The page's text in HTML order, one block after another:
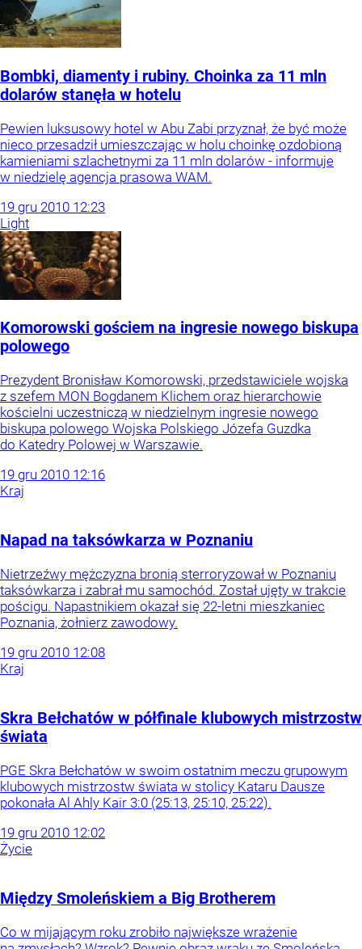
Bombki, diamenty i rubiny. Choinka za 11 mln
dolarów stanęła w hotelu
Pewien luksusowy hotel w Abu Zabi przyznał, że być może
nieco przesadził umieszczając w holu choinkę ozdobioną
kamieniami szlachetnymi za 11 mln dolarów - informuje
w niedzielę agencja prasowa WAM.
19 gru 2010 12:23
Light
Komorowski gościem na ingresie nowego biskupa
polowego
Prezydent Bronisław Komorowski, przedstawiciele wojska
z szefem MON Bogdanem Klichem oraz hierarchowie
kościelni uczestniczą w niedzielnym ingresie nowego
biskupa polowego Wojska Polskiego Józefa Guzdka
do Katedry Polowej w Warszawie.
19 gru 2010 12:16
Kraj
Napad na taksówkarza w Poznaniu
Nietrzeźwy mężczyzna bronią sterroryzował w Poznaniu
taksówkarza i zabrał mu samochód. Został ujęty w trakcie
pościgu. Napastnikiem okazał się 22-letni mieszkaniec
Poznania, żołnierz zawodowy.
19 gru 2010 12:08
Kraj
Skra Bełchatów w półfinale klubowych mistrzostw
świata
PGE Skra Bełchatów w swoim ostatnim meczu grupowym
klubowych mistrzostw świata w stolicy Kataru Dausze
pokonała Al Ahly Kair 3:0 (25:13, 25:10, 25:22).
19 gru 2010 12:02
Życie
Między Smoleńskiem a Big Brotherem
Co w mijającym roku zrobiło największe wrażenie